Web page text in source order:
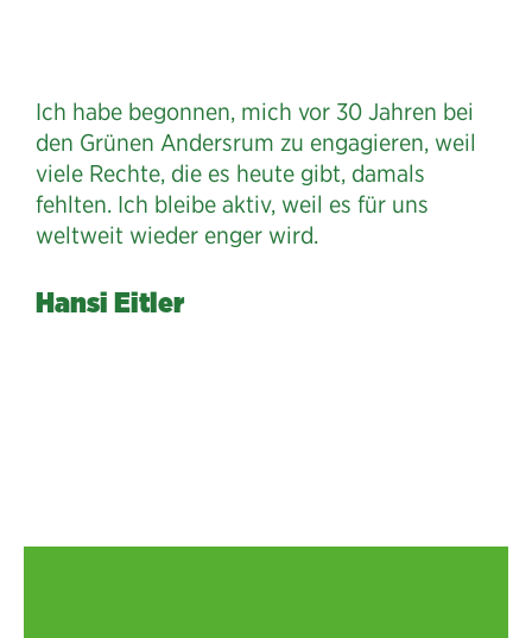
Ich habe begonnen, mich vor 30 Jahren bei
den Grünen Andersrum zu engagieren, weil
viele Rechte, die es heute gibt, damals
fehlten. Ich bleibe aktiv, weil es für uns
weltweit wieder enger wird.
Hansi Eitler